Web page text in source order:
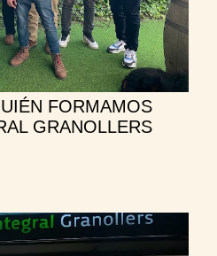
FORMAMOS
GRANOLLERS